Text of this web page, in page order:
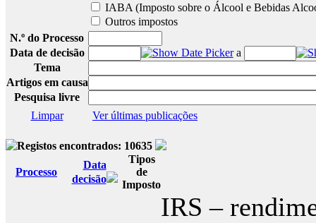
IABA (Imposto sobre o Álcool e Bebidas
Outros impostos
N.º do Processo
Data de decisão
a
Tema
Artigos em causa
Pesquisa livre
Limpar
Ver últimas publicações
Registos encontrados: 10635
Processo
Data
decisão
Tipos
de
Imposto
IRS –